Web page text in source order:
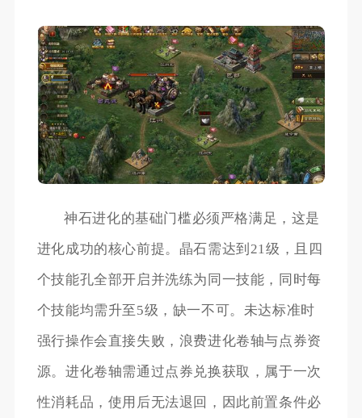
神石进化的基础门槛必须严格满足，这是
进化成功的核心前提。晶石需达到21级，且四
个技能孔全部开启并洗练为同一技能，同时每
个技能均需升至5级，缺一不可。未达标准时
强行操作会直接失败，浪费进化卷轴与点券资
源。进化卷轴需通过点券兑换获取，属于一次
性消耗品，使用后无法退回，因此前置条件必